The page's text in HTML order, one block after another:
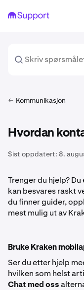
Kommunikasjon
Hvordan
Sist oppdatert: 8.
Trenger du hjelp?
kan besvares raskt
du finner guider,
mest mulig ut av
Bruke Kraken
Ser du etter hjelp
hvilken som helst
Chat med oss